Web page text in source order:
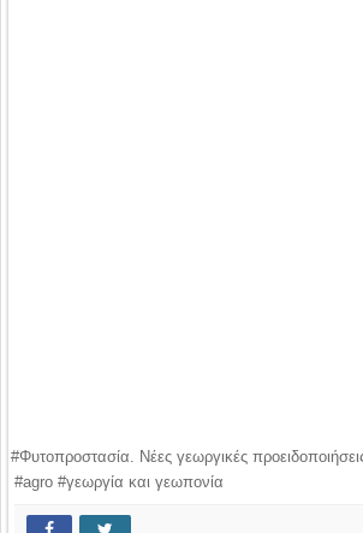
#Φυτοπροστασία. Νέες γεωργικές
#agro #γεωργία και γεωπονία